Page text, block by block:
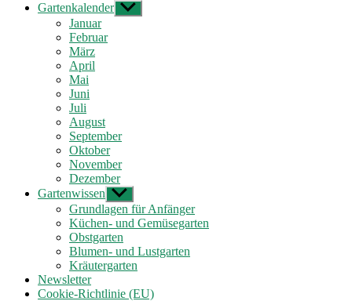
Gartenkalender Untermenü
anzeigen
Januar
Februar
März
April
Mai
Juni
Juli
August
September
Oktober
November
Dezember
Gartenwissen Untermenü
anzeigen
Grundlagen für Anfänger
Küchen- und Gemüsegarten
Obstgarten
Blumen- und Lustgarten
Kräutergarten
Newsletter
Cookie-Richtlinie (EU)